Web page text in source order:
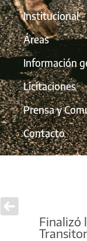
Institucional
Áreas
Información
Licitaciones
Prensa y
Contacto
Finalizó